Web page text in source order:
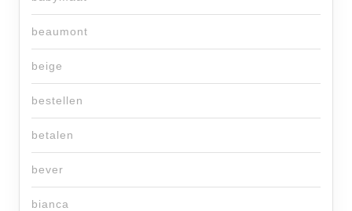
beaumont
beige
bestellen
betalen
bever
bianca